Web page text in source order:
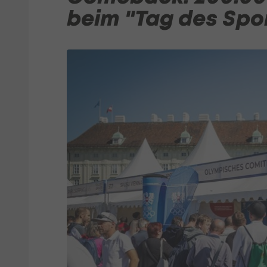
beim "Tag des